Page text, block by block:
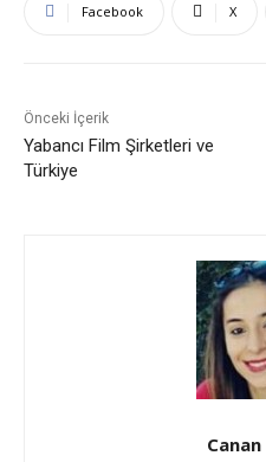
Facebook X
Önceki İçerik
Yabancı Film Şirketleri ve
Türkiye